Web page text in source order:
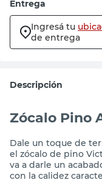
Entrega
Ingresá tu
de entrega
Descripción
Zócalo Pino
Dale un toque de
el zócalo de pino
va a darle un
con la calidez